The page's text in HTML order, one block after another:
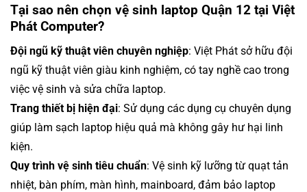
Tại sao nên chọn vệ sinh laptop Quận 12 tại Việt
Phát Computer?
Đội ngũ kỹ thuật viên chuyên nghiệp: Việt Phát sở hữu đội
ngũ kỹ thuật viên giàu kinh nghiệm, có tay nghề cao trong
việc vệ sinh và sửa chữa laptop.
Trang thiết bị hiện đại: Sử dụng các dụng cụ chuyên dụng
giúp làm sạch laptop hiệu quả mà không gây hư hại linh
kiện.
Quy trình vệ sinh tiêu chuẩn: Vệ sinh kỹ lưỡng từ quạt tản
nhiệt, bàn phím, màn hình, mainboard, đảm bảo laptop